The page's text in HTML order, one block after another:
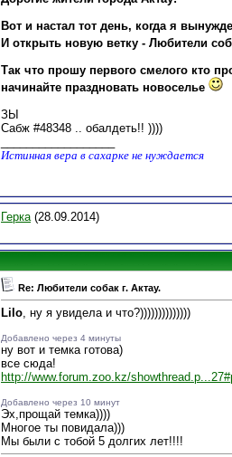
Вот и настал тот день, когда я
И открыть новую ветку - Любители
Так что прошу первого смелого кто
начинайте праздновать новоселье
ЗЫ
Сабж #48348 .. обалдеть!! ))))
Истинная вера в сахарке не нуждается
Герка(28.09.2014)
Re: Любители собак г. Актау.
Lilo, ну я увидела и что?))))))))))))))
Добавлено через 4 минуты
ну вот и темка готова)
все сюда!
http://www.forum.zoo.kz/
Добавлено через 10 минут
Эх,прощай темка))))
Многое ты повидала)))
Мы были с тобой 5 долгих лет!!!!